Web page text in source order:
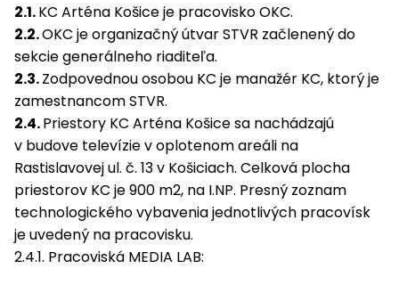
2.1.KC Arténa Košice je pracovisko OKC.
2.2.OKC je organizačný útvar STVR začlenený do
sekcie generálneho riaditeľa.
2.3.Zodpovednou osobou KC je manažér KC, ktorý je
zamestnancom STVR.
2.4.Priestory KC Arténa Košice sa nachádzajú
v budove televízie v oplotenom areáli na
Rastislavovej ul. č. 13 v Košiciach. Celková plocha
priestorov KC je 900 m2, na I.NP. Presný zoznam
technologického vybavenia jednotlivých pracovísk
je uvedený na pracovisku.
2.4.1. Pracoviská MEDIA LAB: